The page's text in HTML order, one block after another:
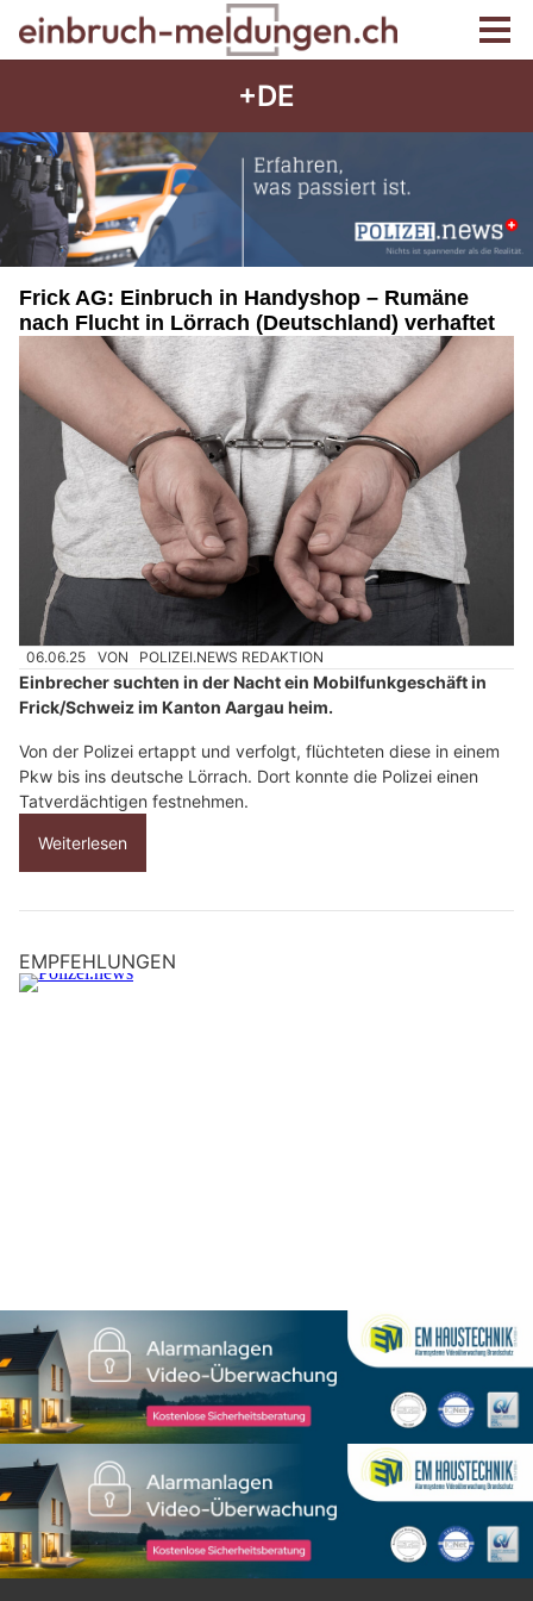
+DE
Frick AG: Einbruch in Handyshop – Rumäne
nach Flucht in Lörrach (Deutschland) verhaftet
06.06.25 VON POLIZEI.NEWS REDAKTION
Einbrecher suchten in der Nacht ein Mobilfunkgeschäft in
Frick/Schweiz im Kanton Aargau heim.
Von der Polizei ertappt und verfolgt, flüchteten diese in einem
Pkw bis ins deutsche Lörrach. Dort konnte die Polizei einen
Tatverdächtigen festnehmen.
Weiterlesen
EMPFEHLUNGEN